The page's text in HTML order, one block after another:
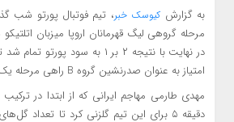
به گزارش کیوسک خبر، تیم فوتبال پورتو شب
مرحله گروهی لیگ قهرمانان اروپا میزبان
امتیاز به عنوان صدرنشین گروه B راهی مرحله یک هشتم نهایی بشود.
مهدی طارمی مهاجم ایرانی که از ابتدا در
دقیقه ۵ برای این تیم گلزنی کرد تا تعداد